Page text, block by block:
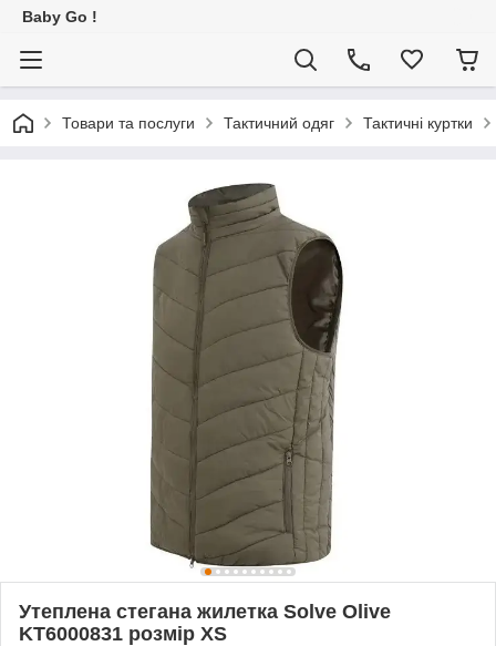
Baby Go !
Товари та послуги Тактичний одяг Тактичні куртки
Утеплена стегана жилетка Solve Olive
KT6000831 розмір XS